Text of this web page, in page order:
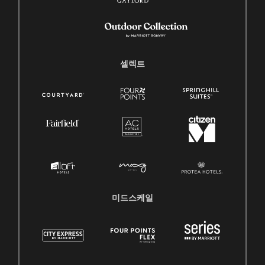
셀렉트
미드스케일